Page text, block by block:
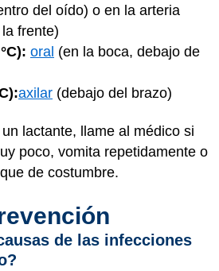
del oído) o en la arteria
frente)
oral (en la boca, debajo de
axilar (debajo del brazo)
lactante, llame al médico si
poco, vomita repetidamente o
de costumbre.
de las infecciones